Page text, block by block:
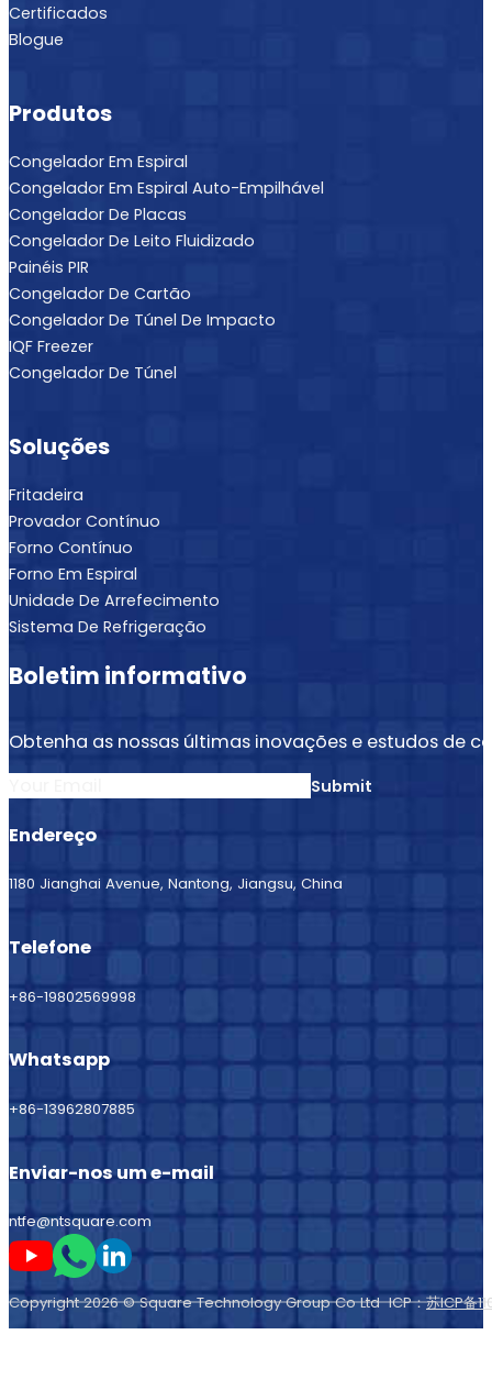
Certificados
Blogue
Produtos
Congelador Em Espiral
Congelador Em Espiral Auto-Empilhável
Congelador De Placas
Congelador De Leito Fluidizado
Painéis PIR
Congelador De Cartão
Congelador De Túnel De Impacto
IQF Freezer
Congelador De Túnel
Soluções
Fritadeira
Provador Contínuo
Forno Contínuo
Forno Em Espiral
Unidade De Arrefecimento
Sistema De Refrigeração
Boletim informativo
Obtenha as nossas últimas inovações e estudos de
Submit
Endereço
1180 Jianghai Avenue, Nantong, Jiangsu, China
Telefone
+86-19802569998
Whatsapp
+86-13962807885
Enviar-nos um e-mail
ntfe@ntsquare.com
Seguir-me no Youtube
Seguir-me no Whatsapp
Seguir-me no LinkedIn
Copyright 2026 © Square Technology Group Co Ltd ICP：苏ICP备